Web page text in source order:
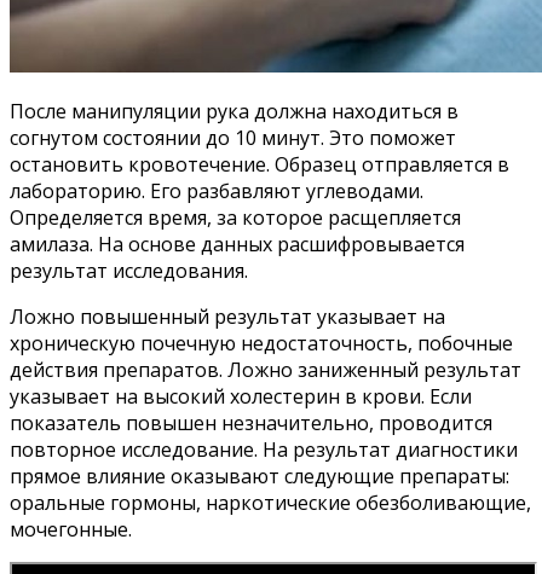
После манипуляции рука должна находиться в
согнутом состоянии до 10 минут. Это поможет
остановить кровотечение. Образец отправляется в
лабораторию. Его разбавляют углеводами.
Определяется время, за которое расщепляется
амилаза. На основе данных расшифровывается
результат исследования.
Ложно повышенный результат указывает на
хроническую почечную недостаточность, побочные
действия препаратов. Ложно заниженный результат
указывает на высокий холестерин в крови. Если
показатель повышен незначительно, проводится
повторное исследование. На результат диагностики
прямое влияние оказывают следующие препараты:
оральные гормоны, наркотические обезболивающие,
мочегонные.